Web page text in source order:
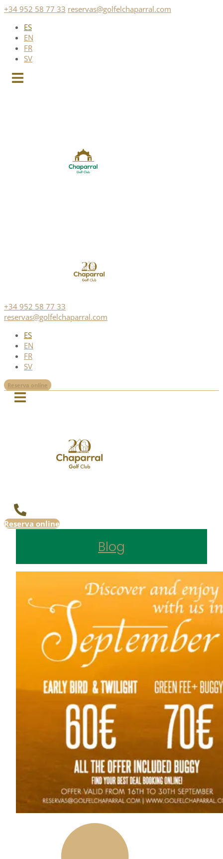
Saltar
contenido
+34 952 58 77 33 reservas@golfelchaparral.com
ES
EN
FR
SV
+34 952 58 77 33
reservas@golfelchaparral.com
ES
EN
FR
SV
Reserva online
Reserva online
Blog